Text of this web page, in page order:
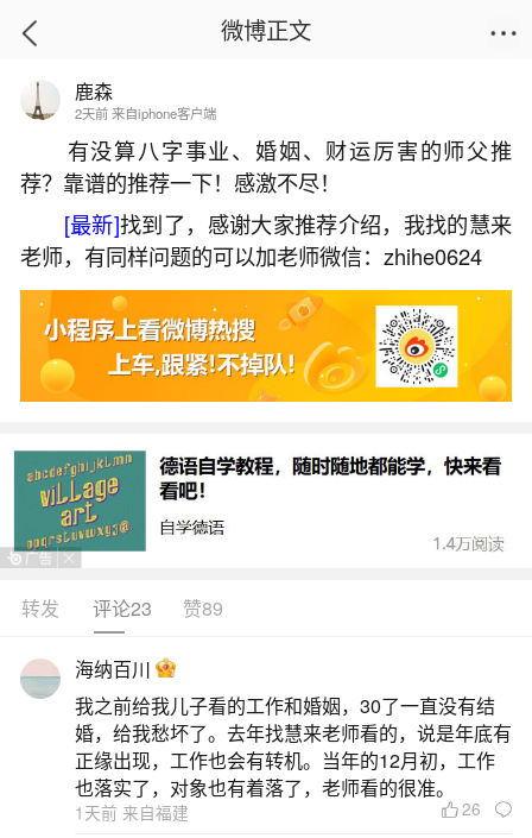
首页
农历几月出生男鸡女猪八字不合？
2026-05-31 14:29:10 20 7 赞
生活中像农历几月出生男鸡女猪八字不合？都
是很常见的问题，但是小问题不注意可能会引起大
麻烦，下面就这个问题给大家做一些解读：
1、女农历9月2属猪和男农历1月16属鸡相配吗
根据古代算命术中的说法，鸡猪只是一般相
微博正文
鹿森
2天前 来自iphone客户端
有没算八字事业、婚姻、财运厉害的师父推
荐？靠谱的推荐一下！感激不尽！
[最新]找到了，感谢大家推荐介绍，我找的慧来
老师，有同样问题的可以加老师微信：zhihe0624
转发 评论23 赞89
海纳百川
我之前给我儿子看的工作和婚姻，30了一直没有结
婚，给我愁坏了。去年找慧来老师看的，说是年底有
正缘出现，工作也会有转机。当年的12月初，工作
也落实了，对象也有着落了，老师看的很准。
1天前 来自福建 26